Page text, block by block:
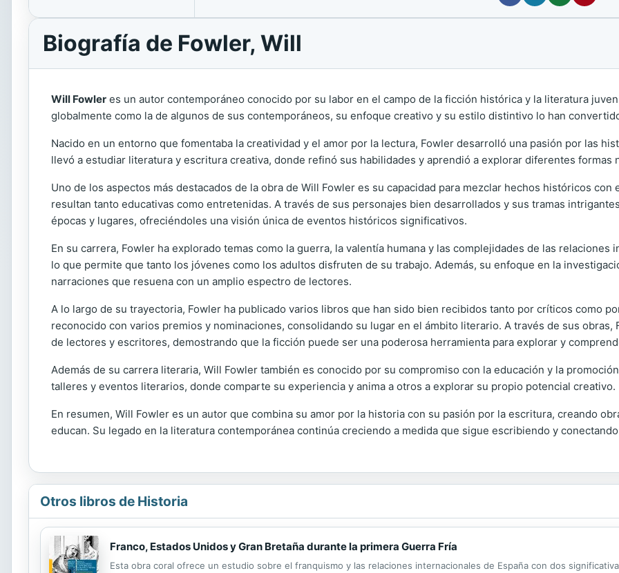
Biografía de Fowler, Will
Will Fowler es un autor contemporáneo conocido por su labor en el campo de la ficción histórica y la literatura
globalmente como la de algunos de sus contemporáneos, su enfoque creativo y su estilo distintivo lo han
Nacido en un entorno que fomentaba la creatividad y el amor por la lectura, Fowler desarrolló una pasión por las
llevó a estudiar literatura y escritura creativa, donde refinó sus habilidades y aprendió a explorar diferentes formas
Uno de los aspectos más destacados de la obra de Will Fowler es su capacidad para mezclar hechos históricos
resultan tanto educativas como entretenidas. A través de sus personajes bien desarrollados y sus tramas
épocas y lugares, ofreciéndoles una visión única de eventos históricos significativos.
En su carrera, Fowler ha explorado temas como la guerra, la valentía humana y las complejidades de las
lo que permite que tanto los jóvenes como los adultos disfruten de su trabajo. Además, su enfoque en la
narraciones que resuena con un amplio espectro de lectores.
A lo largo de su trayectoria, Fowler ha publicado varios libros que han sido bien recibidos tanto por críticos como
reconocido con varios premios y nominaciones, consolidando su lugar en el ámbito literario. A través de sus
de lectores y escritores, demostrando que la ficción puede ser una poderosa herramienta para explorar y
Además de su carrera literaria, Will Fowler también es conocido por su compromiso con la educación y la
talleres y eventos literarios, donde comparte su experiencia y anima a otros a explorar su propio potencial creativo.
En resumen, Will Fowler es un autor que combina su amor por la historia con su pasión por la escritura, creando
educan. Su legado en la literatura contemporánea continúa creciendo a medida que sigue escribiendo y
Otros libros de Historia
Franco, Estados Unidos y Gran Bretaña durante la primera Guerra Fría
Esta obra coral ofrece un estudio sobre el franquismo y las relaciones internacionales de España con dos